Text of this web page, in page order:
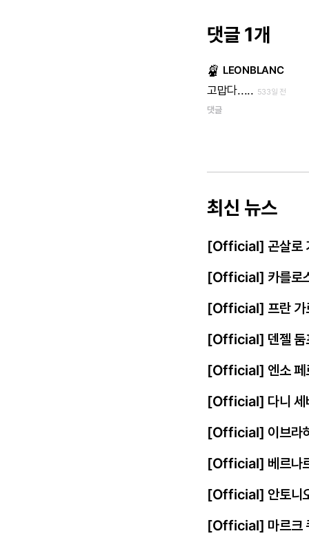
댓글 1개
LEONBLANC
고맙다..... 533일 전
댓글
최신 뉴스
[Official] 곤살로
[Official] 카를로
[Official] 프란 가
[Official] 덴젤 둠
[Official] 엔소 페
[Official] 다니 세
[Official] 이브라
[Official] 베르나
[Official] 안토니
[Official] 마르크